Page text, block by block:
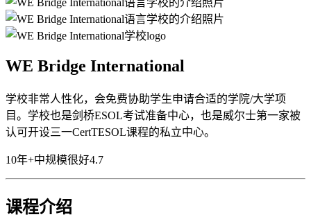
WE Bridge International
学校非常人性化，会免费协助学生申请合适的学院/大学项
目。学校也是剑桥ESOL考试准备中心，也是威尔士第一家被
认可开设三一CertTESOL课程的私立中心。
10年+中规模很好4.7
课程介绍